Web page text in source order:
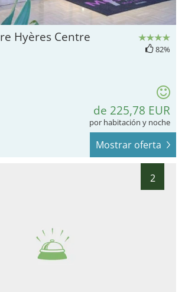
Hyères Centre
82%
de 225,78 EUR
por habitación y noche
Mostrar oferta
2